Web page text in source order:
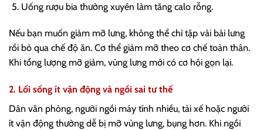
Uống rượu bia thường xuyên làm tăng calo rỗng.
Nếu bạn muốn giảm mỡ lưng, không thể chỉ tập vài bài lưng
rồi bỏ qua chế độ ăn. Cơ thể giảm mỡ theo cơ chế toàn thân.
Khi tổng lượng mỡ giảm, vùng lưng mới có cơ hội gọn lại.
2. Lối sống ít vận động và ngồi sai tư thế
Dân văn phòng, người ngồi máy tính nhiều, tài xế hoặc người
ít vận động thường dễ bị mỡ vùng lưng, bụng hơn. Khi ngồi